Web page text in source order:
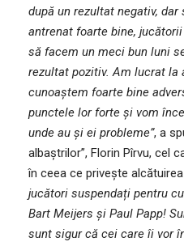
după un rezultat negativ,
antrenat foarte bine,
să facem un meci bun luni
rezultat pozitiv. Am lucrat la
cunoaștem foarte bine
punctele lor forte și vom
unde au și ei probleme”, a
albaștrilor”, Florin Pîrvu, cel
în ceea ce privește alcătuirea
jucători suspendați pentru
Bart Meijers și Paul Papp!
sunt sigur că cei care îi vor